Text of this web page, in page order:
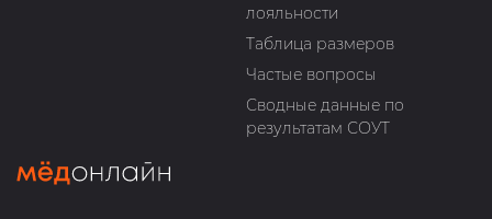
лояльности
Таблица размеров
Частые вопросы
Сводные данные по
результатам СОУТ